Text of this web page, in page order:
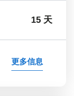
15 天
更多信息